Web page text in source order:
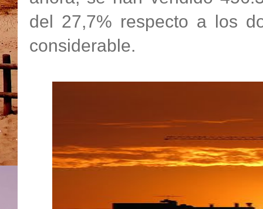
del 27,7% respecto a los
considerable.